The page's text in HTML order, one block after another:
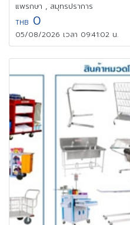
แพรกษา , สมุทรปราการ
THB 0
05/08/2026 เวลา 09:41:02 น.